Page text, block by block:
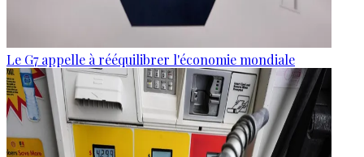
Le G7 appelle à rééquilibrer l'économie mondiale